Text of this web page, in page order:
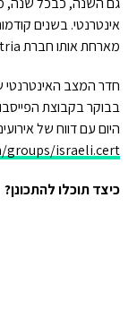
מארחת אותו חברת Cymmetria.
חדר המצב האינטרנטי
היום עם דווח של
groups/israeli.cert/
כיצד תוכלו להתכונן?